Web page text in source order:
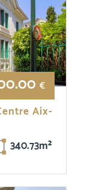
€
Aix-
340.73m²